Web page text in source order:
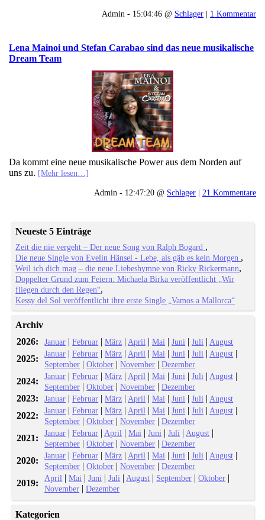
Admin - 15:04:46 @ Schlager | 1 Kommentar
Lena Mainoi und Stefan Carabao sind das neue musikalische
Dream Team
Da kommt eine neue musikalische Power aus dem Norden auf
uns zu. [Mehr lesen…]
Admin - 12:47:20 @ Schlager | 21 Kommentare
Neueste 5 Einträge
Zeit die nie vergeht – Der neue Song von Ralph Bogard
Die neue Single von Evelin Hänsel - Lebe, als gäb es kein Morgen
Weil ich dich mag – die neue Liebeshymne von Ricky Rickermann
Doppelter Grund zum Feiern: Michaela Birka veröffentlicht „Wir
fliegen durch den Regen“
Kessy del Sol veröffentlicht ihre erste Single „Vamos a Mallorca“
Archiv
2026:
Januar |Februar |März | April |Mai |Juni |Juli | August
2025: Januar |Februar |März | April |Mai |Juni |Juli | August |
September |Oktober |November |Dezember
2024: Januar |Februar |März | April |Mai |Juni |Juli | August |
September |Oktober |November |Dezember
2023: Januar |Februar |März | April |Mai |Juni |Juli | August
2022: Januar |Februar |März | April |Mai |Juni |Juli | August |
September |Oktober |November |Dezember
2021: Januar |Februar | April |Mai |Juni |Juli | August |
September |Oktober |November |Dezember
2020: Januar |Februar |März | April |Mai |Juni |Juli | August |
September |Oktober |November |Dezember
2019: April |Mai |Juni |Juli | August | September |Oktober |
November |Dezember
Kategorien